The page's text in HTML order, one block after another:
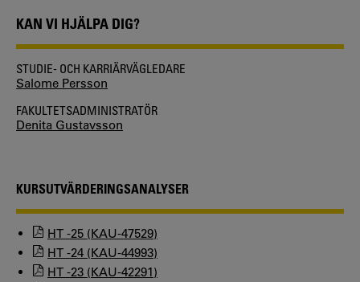
KAN VI HJÄLPA DIG?
STUDIE- OCH KARRIÄRVÄGLEDARE
Salome Persson
FAKULTETSADMINISTRATÖR
Denita Gustavsson
KURSUTVÄRDERINGSANALYSER
HT -25 (KAU-47529)
HT -24 (KAU-44993)
HT -23 (KAU-42291)